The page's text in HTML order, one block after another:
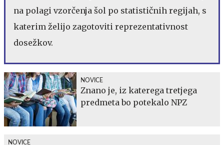
na polagi vzorčenja šol po statističnih regijah, s
katerim želijo zagotoviti reprezentativnost
dosežkov.
NOVICE
Znano je, iz katerega tretjega
predmeta bo potekalo NPZ
NOVICE